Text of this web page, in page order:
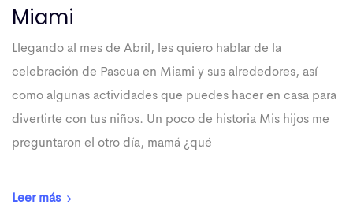
Miami
Llegando al mes de Abril, les quiero hablar de la
celebración de Pascua en Miami y sus alrededores, así
como algunas actividades que puedes hacer en casa para
divertirte con tus niños. Un poco de historia Mis hijos me
preguntaron el otro día, mamá ¿qué
Leer más